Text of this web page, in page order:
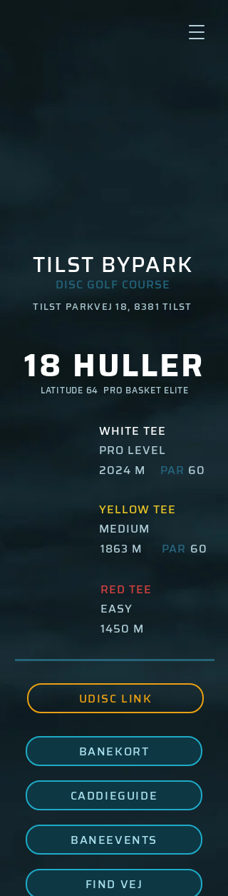
DISC GOLF COURSE
TILST BYPARK
TILST PARKVEJ 18, 8381 TILST
18 HULLER
LATITUDE 64 PRO BASKET ELITE
WHITE TEE
PRO LEVEL
2024 M
PAR 60
YELLOW TEE
MEDIUM
1863 M 60
PAR
RED TEE
EASY
1450 M
UDISC LINK
BANEKORT
CADDIEGUIDE
BANEEVENTS
FIND VEJ